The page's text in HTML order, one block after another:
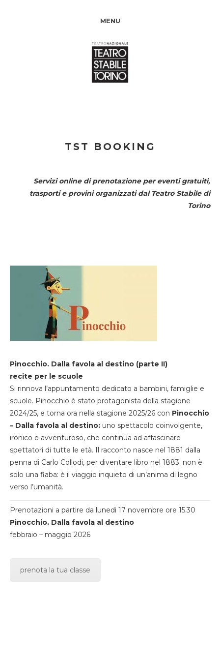
MENU
TST BOOKING
Servizi online di prenotazione per eventi gratuiti,
trasporti e provini organizzati dal Teatro Stabile di
Torino
Pinocchio. Dalla favola al destino (parte II)
recite per le scuole
Si rinnova l’appuntamento dedicato a bambini, famiglie e
scuole. Pinocchio è stato protagonista della stagione
2024/25, e torna ora nella stagione 2025/26 con Pinocchio
– Dalla favola al destino: uno spettacolo coinvolgente,
ironico e avventuroso, che continua ad affascinare
spettatori di tutte le età. Il racconto nasce nel 1881 dalla
penna di Carlo Collodi, per diventare libro nel 1883. non è
solo una fiaba: è il viaggio inquieto di un’anima di legno
verso l’umanità.
Prenotazioni a partire da lunedi 17 novembre ore 15.30
Pinocchio. Dalla favola al destino
febbraio – maggio 2026
prenota la tua classe